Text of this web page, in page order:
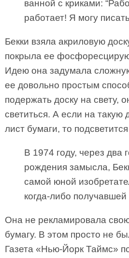
ванной с криками:
работает! Я могу
Бекки взяла акриловую
покрыла ее
Идею она задумала
ее довольно простым
подержать доску на свету,
светиться. А если на такую
лист бумаги, то
В 1974 году, через два
рождения замысла,
самой юной
когда-либо
Она не рекламировала
бумагу. В этом просто не
Газета «Нью-Йорк Таймс»